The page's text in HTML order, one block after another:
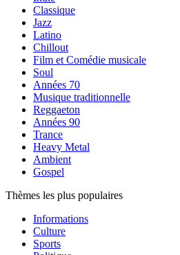
Classique
Jazz
Latino
Chillout
Film et Comédie musicale
Soul
Années 70
Musique traditionnelle
Reggaeton
Années 90
Trance
Heavy Metal
Ambient
Gospel
Thèmes les plus populaires
Informations
Culture
Sports